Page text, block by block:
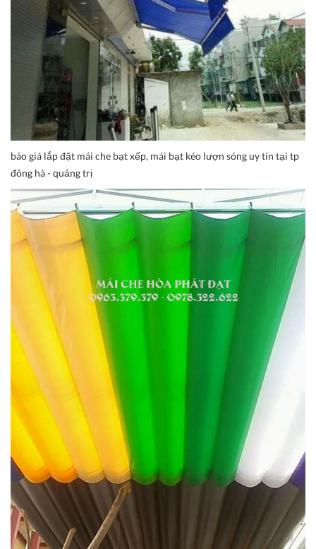
báo giá lắp đặt mái che bạt xếp, mái bạt kéo lượn sóng uy tín tại tp
đông hà - quảng trị